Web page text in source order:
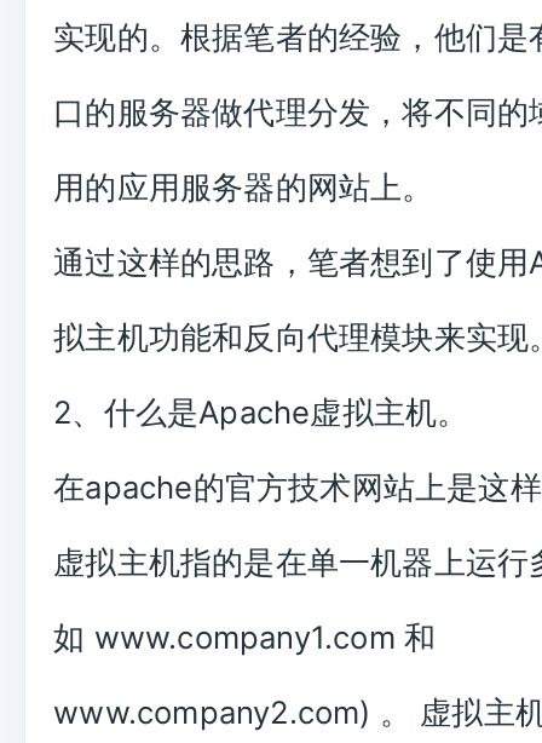
实现的。根据笔者的经验，他们
口的服务器做代理分发，将不同的
用的应用服务器的网站上。
通过这样的思路，笔者想到了使
拟主机功能和反向代理模块来实现
2、什么是Apache虚拟主机。
在apache的官方技术网站上是这
虚拟主机指的是在单一机器上运行
如 www.company1.com 和
www.company2.com) 。 虚拟主